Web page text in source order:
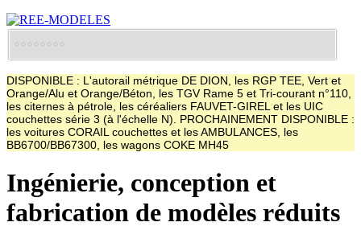
DISPONIBLE : L'autorail métrique DE DION, les RGP TEE, Vert et
Orange/Alu et Orange/Béton, les TGV Rame 5 et Tri-courant n°110,
les citernes à pétrole, les céréaliers FAUVET-GIREL et les UIC
couchettes série 3 (à l'échelle N). PROCHAINEMENT DISPONIBLE :
les voitures CORAIL couchettes et les AMBULANCES, les
BB6700/BB67300, les wagons COKE MH45
Ingénierie, conception et
fabrication de modèles réduits